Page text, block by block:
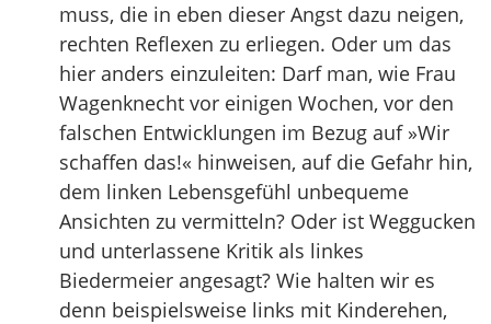
muss, die in eben dieser Angst dazu neigen,
rechten Reflexen zu erliegen. Oder um das
hier anders einzuleiten: Darf man, wie Frau
Wagenknecht vor einigen Wochen, vor den
falschen Entwicklungen im Bezug auf »Wir
schaffen das!« hinweisen, auf die Gefahr hin,
dem linken Lebensgefühl unbequeme
Ansichten zu vermitteln? Oder ist Weggucken
und unterlassene Kritik als linkes
Biedermeier angesagt? Wie halten wir es
denn beispielsweise links mit Kinderehen,